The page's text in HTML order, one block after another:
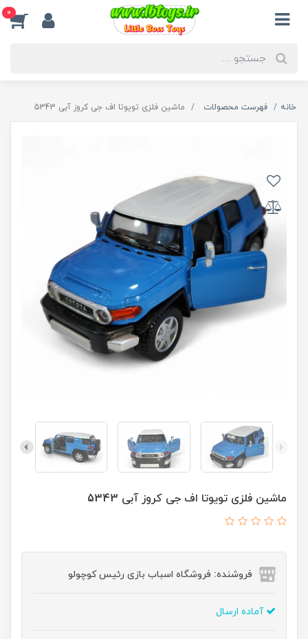
0
خانه فهرست محصولات ماشین فلزی تویوتا اف جی کروز آبی 5343
ماشین فلزی تویوتا اف جی کروز آبی 5343
فروشنده: فروشگاه اسباب بازی رئیس کوچولو
آماده ارسال